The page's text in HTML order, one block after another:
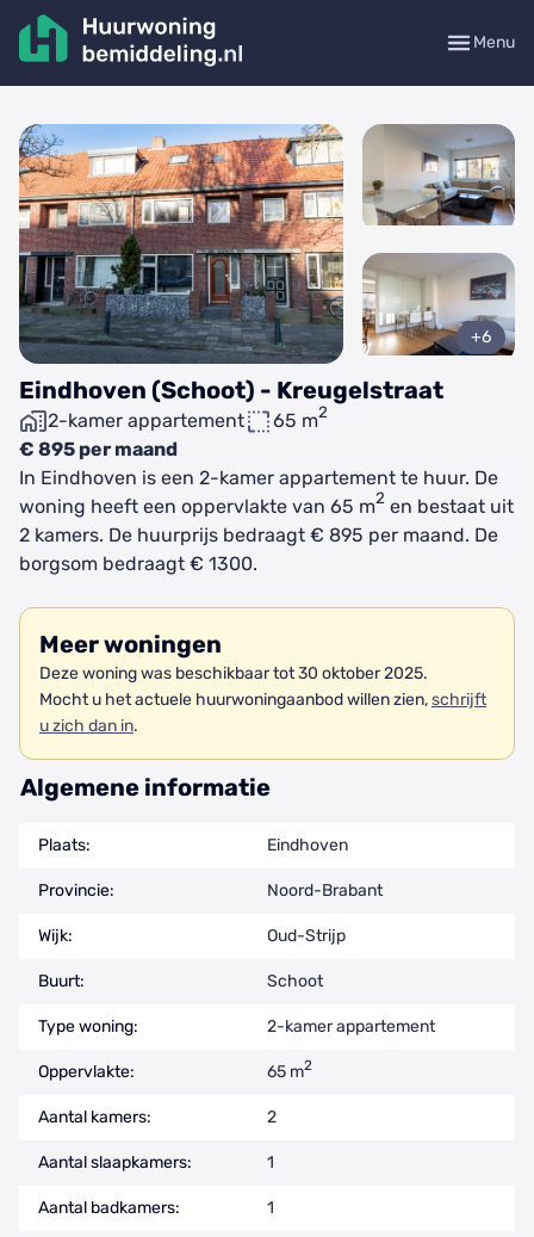
Menu
Eindhoven (Schoot) - Kreugelstraat
2-kamer appartement 65 m2
€ 895 per maand
+6
In Eindhoven is een 2-kamer appartement te huur. De
woning heeft een oppervlakte van 65 m2 en bestaat uit
2 kamers. De huurprijs bedraagt € 895 per maand. De
borgsom bedraagt € 1300.
Meer woningen
Deze woning was beschikbaar tot 30 oktober 2025.
Mocht u het actuele huurwoningaanbod willen zien,schrijft
u zich dan in.
Algemene informatie
Plaats: Eindhoven
Provincie: Noord-Brabant
Wijk: Oud-Strijp
Buurt: Schoot
Type woning: 2-kamer appartement
Oppervlakte: 65 m2
Aantal kamers: 2
Aantal slaapkamers: 1
Aantal badkamers: 1